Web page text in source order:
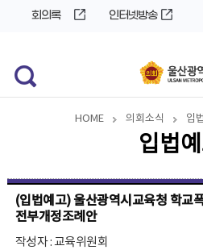
회의록 인터넷방송
HOME 의회소식 입
입법
(입법예고) 울산광역시교육청 학교
전부개정조례안
작성자 : 교육위원회